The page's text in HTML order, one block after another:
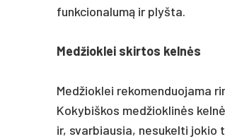
funkcionalumą ir plyšta.
Medžioklei skirtos kelnės
Medžioklei rekomenduojama
Kokybiškos medžioklinės
ir, svarbiausia, nesukelti